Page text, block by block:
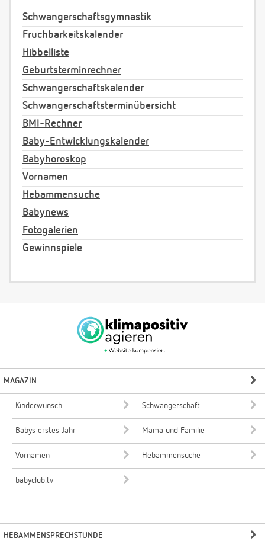
Schwangerschaftsgymnastik
Fruchbarkeitskalender
Hibbelliste
Geburtsterminrechner
Schwangerschaftskalender
Schwangerschaftsterminübersicht
BMI-Rechner
Baby-Entwicklungskalender
Babyhoroskop
Vornamen
Hebammensuche
Babynews
Fotogalerien
Gewinnspiele
MAGAZIN
Kinderwunsch Schwangerschaft
Babys erstes Jahr Mama und Familie
Vornamen Hebammensuche
babyclub.tv
HEBAMMENSPRECHSTUNDE